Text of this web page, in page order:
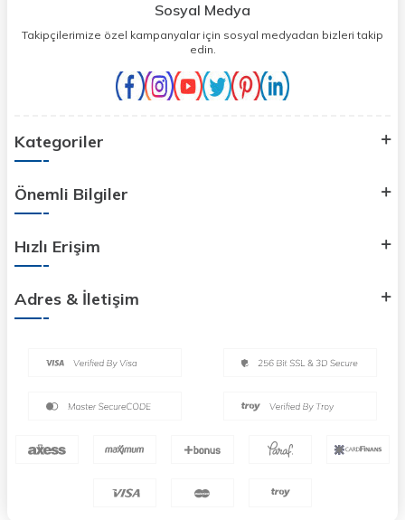
Sosyal Medya
Takipçilerimize özel kampanyalar için sosyal medyadan bizleri takip
edin.
Kategoriler
Önemli Bilgiler
Hızlı Erişim
Adres & İletişim